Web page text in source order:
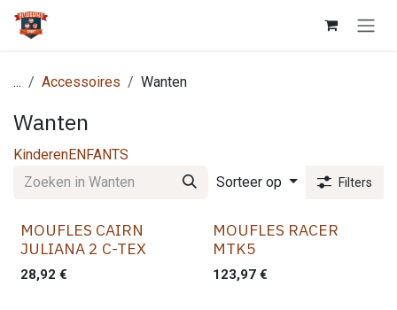
Overslaan naar inhoud
... Accessoires Wanten
Wanten
KinderenENFANTS
Sorteer op
Filters
MOUFLES CAIRN
JULIANA 2 C-TEX
28,92 €
MOUFLES RACER
MTK5
123,97€